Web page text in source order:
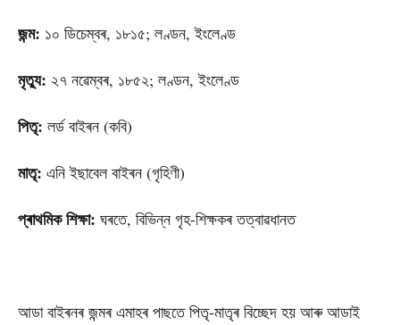
জন্ম: ১০ ডিচেম্বৰ, ১৮১৫; লণ্ডন, ইংলেণ্ড
মৃত্যু: ২৭ নৱেম্বৰ, ১৮৫২; লণ্ডন, ইংলেণ্ড
পিতৃ: লৰ্ড বাইৰন (কবি)
মাতৃ: এনি ইছাবেল বাইৰন (গৃহিণী)
প্ৰাথমিক শিক্ষা: ঘৰতে, বিভিন্ন গৃহ-শিক্ষকৰ তত্বাৱধানত
আডা বাইৰনৰ জন্মৰ এমাহৰ পাছতে পিতৃ-মাতৃৰ বিচ্ছেদ হয় আৰু আডাই